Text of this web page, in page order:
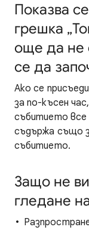
Показва
грешка
още да не
се да
Ако се
за по-късен
събитието все
съдържа също
събитието.
Защо не
гледане